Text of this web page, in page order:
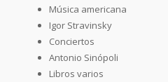
Música americana
Igor Stravinsky
Conciertos
Antonio Sinópoli
Libros varios